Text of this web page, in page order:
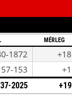
MÉRLEG
1872 +18
153 +1
2025 +19